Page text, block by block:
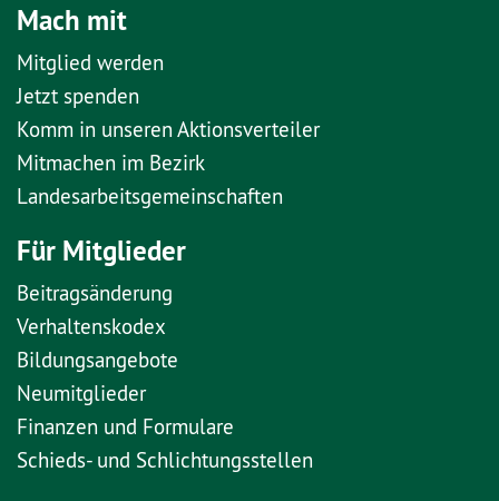
Mach mit
Mitglied werden
Jetzt spenden
Komm in unseren Aktionsverteiler
Mitmachen im Bezirk
Landesarbeitsgemeinschaften
Für Mitglieder
Beitragsänderung
Verhaltenskodex
Bildungsangebote
Neumitglieder
Finanzen und Formulare
Schieds- und Schlichtungsstellen